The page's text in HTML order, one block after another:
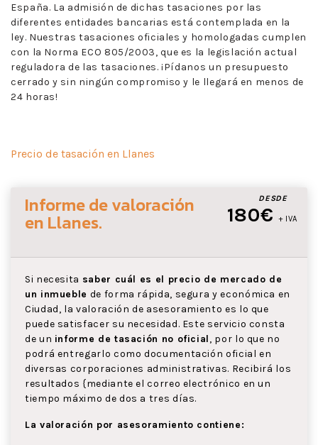
España. La admisión de dichas tasaciones por las
diferentes entidades bancarias está contemplada en la
ley. Nuestras tasaciones oficiales y homologadas cumplen
con la Norma ECO 805/2003, que es la legislación actual
reguladora de las tasaciones. ¡Pídanos un presupuesto
cerrado y sin ningún compromiso y le llegará en menos de
24 horas!
Precio de tasación en Llanes
DESDE
180€ + IVA
Informe de valoración
en Llanes.
Si necesita saber cuál es el precio de mercado de
un inmueble de forma rápida, segura y económica en
Ciudad, la valoración de asesoramiento es lo que
puede satisfacer su necesidad. Este servicio consta
de un informe de tasación no oficial, por lo que no
podrá entregarlo como documentación oficial en
diversas corporaciones administrativas. Recibirá los
resultados {mediante el correo electrónico en un
tiempo máximo de dos a tres días.
La valoración por asesoramiento contiene: